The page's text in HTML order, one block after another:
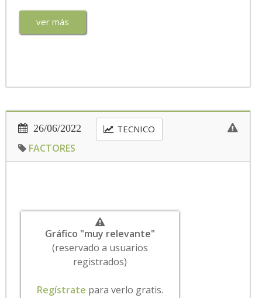
ver más
26/06/2022 TECNICO
FACTORES
Gráfico "muy relevante"
(reservado a usuarios
registrados)
Regístrate para verlo gratis.